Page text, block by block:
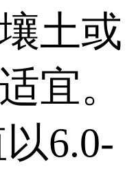
土或
宜。
6.0-